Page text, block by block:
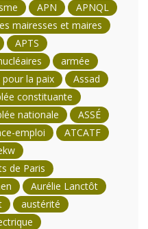
APN
APNQL
mairesses et maires
APTS
armée
la paix
Assad
constituante
nationale
ASSÉ
emploi
ATCATF
de Paris
Aurélie Lanctôt
austérité